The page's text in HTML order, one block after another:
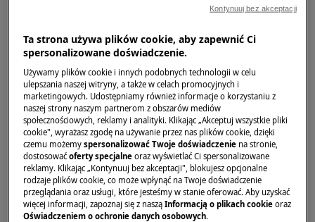
uszczelka pralki jest odkształcona,
którego została wykonana. Uszkodzenie
uszczelki drzwi pralkimoże powstać między
innymi wskutek kontaktu zesmarem lub
innymi tłustymi substancjami, które mogą
negatywnie wpływać na elementy wykonane z
gumy.
Jakie są przyczyny uszkodzenia uszczelki?
Najczęstszeprzyczyny uszkodzeniato:
pranie odzieży zabrudzonej olejem,
Ta strona używa plików cookie, aby zapewnić Ci
spersonalizowane doświadczenie.
Używamy plików cookie i innych podobnych technologii w celu
ulepszania naszej witryny, a także w celach promocyjnych i
marketingowych. Udostępniamy również informacje o korzystaniu z
naszej strony naszym partnerom z obszarów mediów
społecznościowych, reklamy i analityki. Klikając „Akceptuj wszystkie pliki
cookie", wyrażasz zgodę na używanie przez nas plików cookie, dzięki
czemu możemyspersonalizować Twoje doświadczenie na stronie,
dostosowaćoferty specjalne oraz wyświetlać Ci spersonalizowane
reklamy. Klikając „Kontynuuj bez akceptacji", blokujesz opcjonalne
rodzaje plików cookie, co może wpłynąć na Twoje doświadczenie
przeglądania oraz usługi, które jesteśmy w stanie oferować. Aby uzyskać
więcej informacji, zapoznaj się z nasząInformacją o plikach cookie oraz
Oświadczeniem o ochronie danych osobowych.
Kontynuuj bez akceptacji